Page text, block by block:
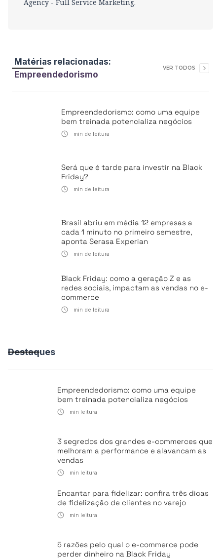
Agency - Full Service Marketing.
Matérias relacionadas:
Empreendedorismo
VER TODOS
Empreendedorismo: como uma equipe
bem treinada potencializa negócios
min de leitura
Será que é tarde para investir na Black
Friday?
min de leitura
Brasil abriu em média 12 empresas a
cada 1 minuto no primeiro semestre,
aponta Serasa Experian
min de leitura
Black Friday: como a geração Z e as
redes sociais, impactam as vendas no e-
commerce
min de leitura
Destaques
Empreendedorismo: como uma equipe
bem treinada potencializa negócios
min leitura
3 segredos dos grandes e-commerces que
melhoram a performance e alavancam as
vendas
min leitura
Encantar para fidelizar: confira três dicas
de fidelização de clientes no varejo
min leitura
5 razões pelo qual o e-commerce pode
perder dinheiro na Black Friday